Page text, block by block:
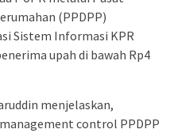
(PPDPP)
Sistem Informasi KPR
upah di bawah Rp4
menjelaskan,
control PPDPP